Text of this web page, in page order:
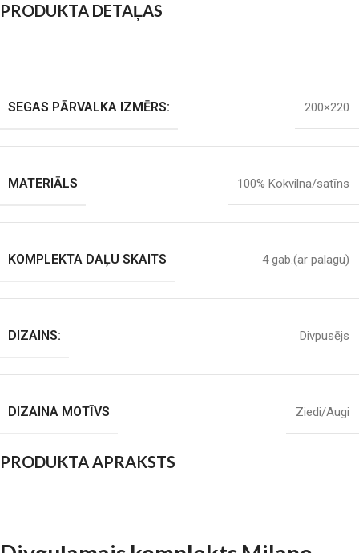
PRODUKTA DETAĻAS
SEGAS PĀRVALKA IZMĒRS: 200×220
MATERIĀLS 100% Kokvilna/satīns
KOMPLEKTA DAĻU SKAITS 4 gab.(ar palagu)
DIZAINS: Divpusējs
DIZAINA MOTĪVS Ziedi/Augi
PRODUKTA APRAKSTS